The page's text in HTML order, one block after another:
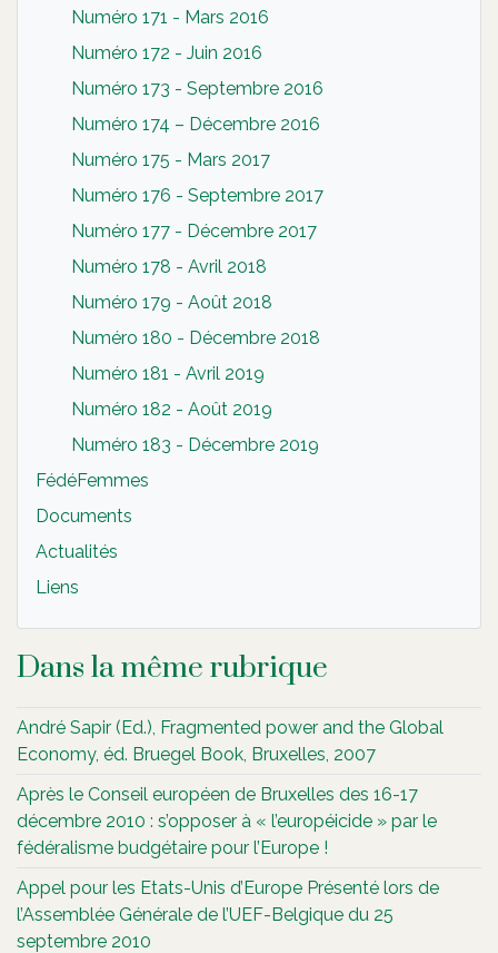
Numéro 171 - Mars 2016
Numéro 172 - Juin 2016
Numéro 173 - Septembre 2016
Numéro 174 – Décembre 2016
Numéro 175 - Mars 2017
Numéro 176 - Septembre 2017
Numéro 177 - Décembre 2017
Numéro 178 - Avril 2018
Numéro 179 - Août 2018
Numéro 180 - Décembre 2018
Numéro 181 - Avril 2019
Numéro 182 - Août 2019
Numéro 183 - Décembre 2019
FédéFemmes
Documents
Actualités
Liens
Dans la même rubrique
André Sapir (Ed.), Fragmented power and the Global
Economy, éd. Bruegel Book, Bruxelles, 2007
Après le Conseil européen de Bruxelles des 16-17
décembre 2010 : s’opposer à « l’européicide » par le
fédéralisme budgétaire pour l’Europe !
Appel pour les Etats-Unis d’Europe Présenté lors de
l’Assemblée Générale de l’UEF-Belgique du 25
septembre 2010